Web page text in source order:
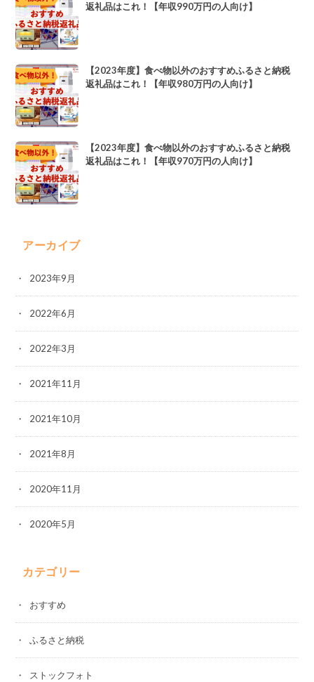
返礼品はこれ！【年収990万円の人向け】
【2023年度】食べ物以外のおすすめふるさと納税
返礼品はこれ！【年収980万円の人向け】
【2023年度】食べ物以外のおすすめふるさと納税
返礼品はこれ！【年収970万円の人向け】
アーカイブ
2023年9月
2022年6月
2022年3月
2021年11月
2021年10月
2021年8月
2020年11月
2020年5月
カテゴリー
おすすめ
ふるさと納税
ストックフォト